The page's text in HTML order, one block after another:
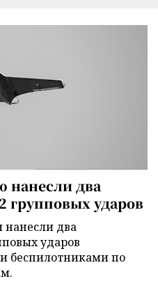
нанесли два
групповых ударов
нанесли два
ударов
беспилотниками по